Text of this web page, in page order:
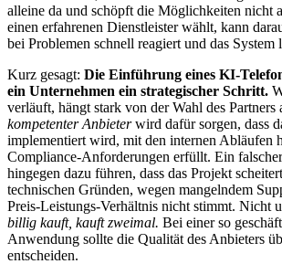
alleine da und schöpft die Möglichkeiten nicht
einen erfahrenen Dienstleister wählt, kann
bei Problemen schnell reagiert und das System
Kurz gesagt: Die Einführung eines KI-
ein Unternehmen ein strategischer Schritt.
verläuft, hängt stark von der Wahl des Partners
kompetenter Anbieterwird dafür sorgen, dass
implementiert wird, mit den internen Abläufen
Compliance-Anforderungen erfüllt. Ein
hingegen dazu führen, dass das Projekt
technischen Gründen, wegen mangelndem
Preis-Leistungs-Verhältnis nicht stimmt. Nicht
billig kauft, kauft zweimal. Bei einer so
Anwendung sollte die Qualität des Anbieters
entscheiden.